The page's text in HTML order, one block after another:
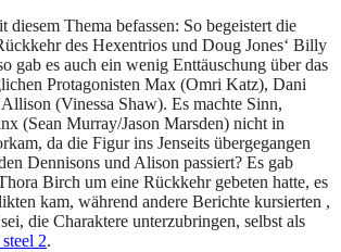
diesem Thema befassen: So begeistert die
des Hexentrios und Doug Jones‘ Billy
gab es auch ein wenig Enttäuschung über das
Protagonisten Max (Omri Katz), Dani
(Vinessa Shaw). Es machte Sinn,
(Sean Murray/Jason Marsden) nicht in
da die Figur ins Jenseits übergegangen
Dennisons und Alison passiert? Es gab
Birch um eine Rückkehr gebeten hatte, es
kam, während andere Berichte kursierten ,
die Charaktere unterzubringen, selbst als
2.